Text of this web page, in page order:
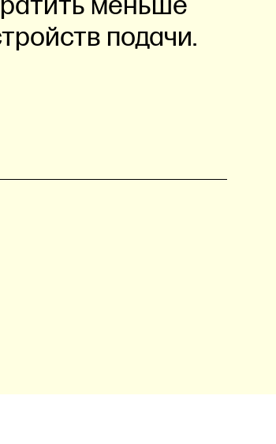
подачи.